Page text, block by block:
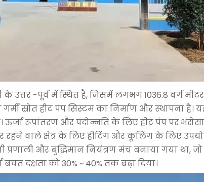
उत्तर -पूर्व में स्थित है, जिसमें लगभग 1036.8 वर्ग
गर्मी स्रोत हीट पंप सिस्टम का निर्माण और
रूपांतरण और पदोन्नति के लिए हीट पंप पर
वाले क्षेत्र के लिए हीटिंग और कूलिंग के लिए
और बुद्धिमान नियंत्रण मंच बनाया गया था,
दक्षता को 30% ~ 40% तक बढ़ा दिया।